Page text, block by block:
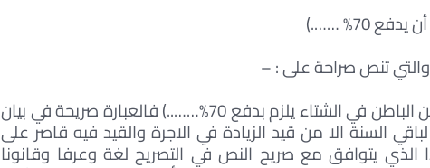
70% …….)
والتي تنص صراحة على : –
( كذلك أنه في حالة قيام المستأجر بالتأجير من الباطن في الشتاء يلزم بدفع 70%……..) فالعبارة صريحة في بيان
السنة الا من قيد الزيادة في الاجرة والقيد فيه قاصر على
يتوافق مع صريح النص في التصريح لغة وعرفا وقانونا